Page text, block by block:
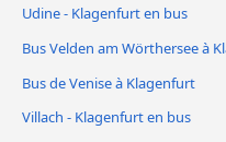
Udine - Klagenfurt en bus
Bus Velden am Wörthersee à
Bus de Venise à Klagenfurt
Villach - Klagenfurt en bus